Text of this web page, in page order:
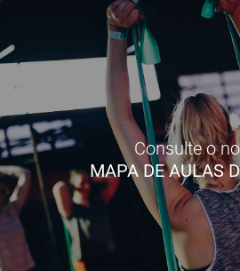
Consulte o
MAPA DE AULAS